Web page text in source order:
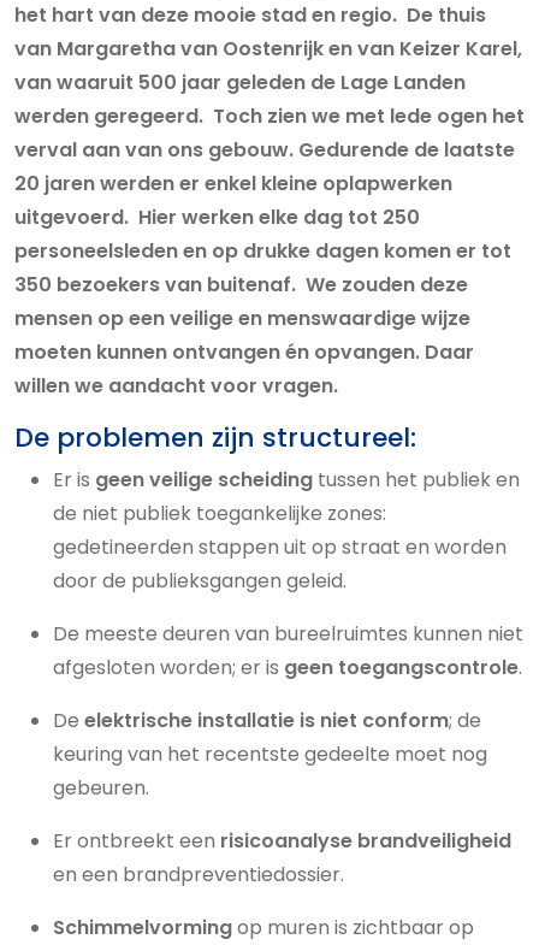
het hart van deze mooie stad en regio. De thuis
van Margaretha van Oostenrijk en van Keizer Karel,
van waaruit 500 jaar geleden de Lage Landen
werden geregeerd. Toch zien we met lede ogen het
verval aan van ons gebouw. Gedurende de laatste
20 jaren werden er enkel kleine oplapwerken
uitgevoerd. Hier werken elke dag tot 250
personeelsleden en op drukke dagen komen er tot
350 bezoekers van buitenaf. We zouden deze
mensen op een veilige en menswaardige wijze
moeten kunnen ontvangen én opvangen. Daar
willen we aandacht voor vragen.
De problemen zijn structureel:
Er is geen veilige scheiding tussen het publiek en
de niet publiek toegankelijke zones:
gedetineerden stappen uit op straat en worden
door de publieksgangen geleid.
De meeste deuren van bureelruimtes kunnen niet
afgesloten worden; er is geen toegangscontrole.
De elektrische installatie is niet conform; de
keuring van het recentste gedeelte moet nog
gebeuren.
Er ontbreekt een risicoanalyse brandveiligheid
en een brandpreventiedossier.
Schimmelvormingop muren is zichtbaar op